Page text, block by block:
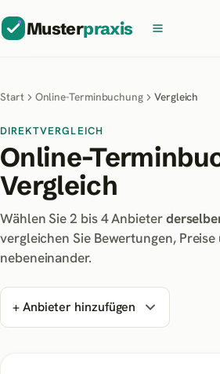
Musterpraxis
Start Online-Terminbuchung Vergleich
DIREKTVERGLEICH
Online-
Vergleich
Wählen Sie 2 bis4Anbieter
vergleichen Sie Bewertungen,
nebeneinander.